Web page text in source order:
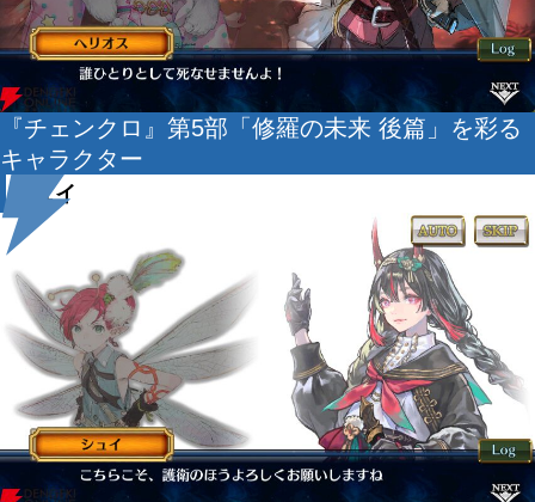
『チェンクロ』第5部「修羅の未来 後篇」を彩る
キャラクター
シュイ